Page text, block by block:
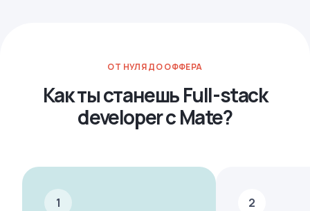
ОТ НУЛЯ ДО ОФФЕРА
Как ты станешь Full-stack
developer с Mate?
1
2